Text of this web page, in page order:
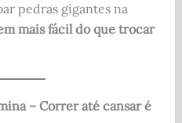
pedras gigantes na
mais fácil do que trocar
– Correr até cansar é